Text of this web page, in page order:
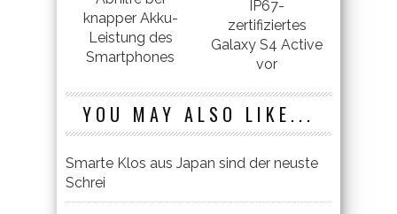
knapper Akku-
Leistung des
Smartphones
IP67-
zertifiziertes
Galaxy S4 Active
vor
YOU MAY ALSO LIKE...
Smarte Klos aus Japan sind der neuste
Schrei